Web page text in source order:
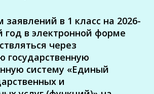
в 1 класс на 2026-
год в электронной форме
через
государственную
систему «Единый
и